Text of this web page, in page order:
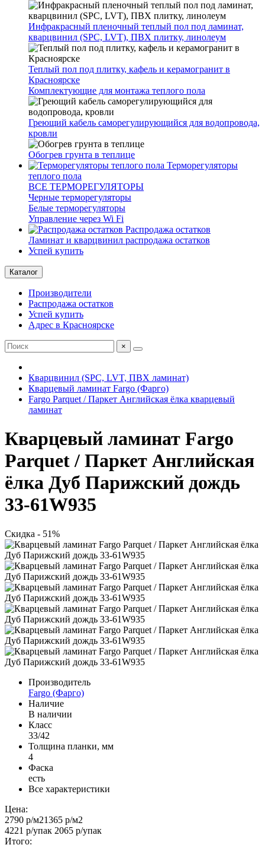
Инфракрасный пленочный теплый пол под ламинат,
кварцвинил (SPC, LVT), ПВХ плитку, линолеум
Теплый пол под плитку, кафель и керамогранит в
Красноярске
Комплектующие для монтажа теплого пола
Греющий кабель саморегулирующийся для водопровода,
кровли
Обогрев грунта в теплице
Терморегуляторы
теплого пола
ВСЕ ТЕРМОРЕГУЛЯТОРЫ
Черные терморегуляторы
Белые терморегуляторы
Управление через Wi Fi
Распродажа остатков
Ламинат и кварцвинил распродажа остатков
Успей купить
Каталог
Производители
Распродажа остатков
Успей купить
Адрес в Красноярске
×
Кварцвинил (SPC, LVT, ПВХ ламинат)
Кварцевый ламинат Fargo (Фарго)
Fargo Parquet / Паркет Английская ёлка кварцевый
ламинат
Кварцевый ламинат Fargo
Parquet / Паркет Английская
ёлка Дуб Парижский дождь
33-61W935
Скидка - 51%
Производитель
Fargo (Фарго)
Наличие
В наличии
Класс
33/42
Толщина планки, мм
4
Фаска
есть
Все характеристики
Цена:
2790 р/м21365 р/м2
4221 р/упак 2065 р/упак
Итого: